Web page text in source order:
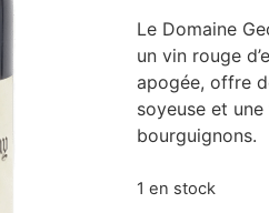
Le Domaine
un vin rouge
apogée, offre
soyeuse et
bourguignons.
1 en stock